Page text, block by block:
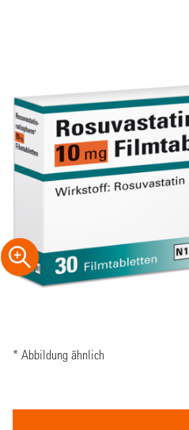
* Abbildung ähnlich